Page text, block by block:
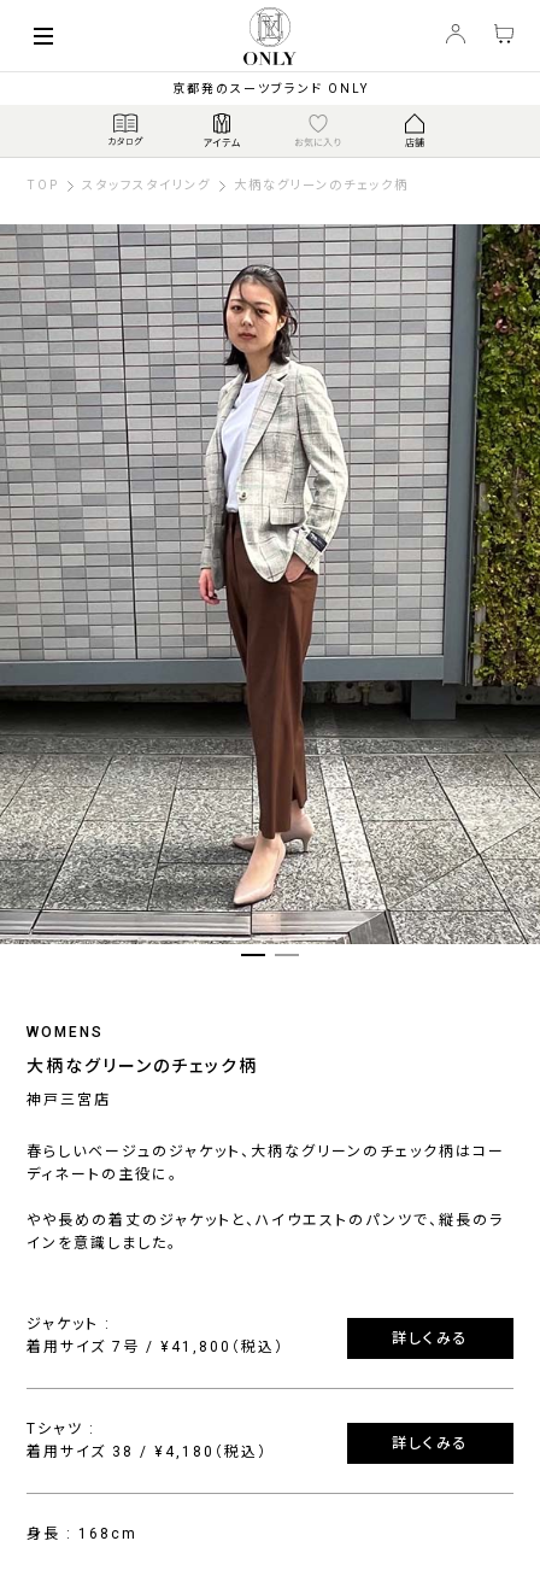
京都発のスーツブランド ONLY
TOP スタッフスタイリング 大柄なグリーンのチェック柄
WOMENS
大柄なグリーンのチェック柄
神戸三宮店
春らしいベージュのジャケット、大柄なグリーンのチェック柄はコー
ディネートの主役に。
やや長めの着丈のジャケットと、ハイウエストのパンツで、縦長のラ
インを意識しました。
ジャケット :
着用サイズ 7号 / ¥41,800（税込）
詳しくみる
Tシャツ :
着用サイズ 38 / ¥4,180（税込）
詳しくみる
身長 : 168cm